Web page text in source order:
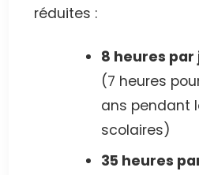
réduites :
8 heures
(7 heures
ans pendant
scolaires)
35 heures